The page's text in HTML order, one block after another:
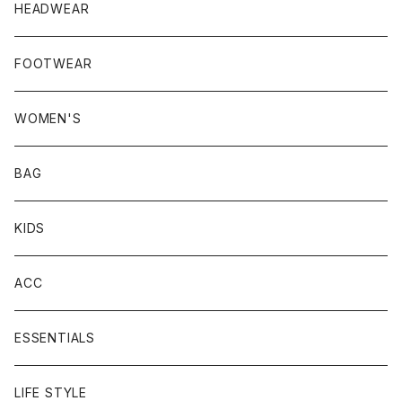
HEADWEAR
FOOTWEAR
WOMEN'S
BAG
KIDS
ACC
ESSENTIALS
LIFE STYLE